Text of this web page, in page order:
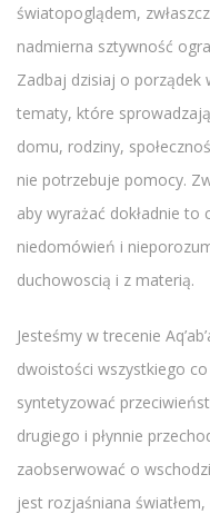
światopoglądem,
nadmierna sztywność
Zadbaj dzisiaj o
tematy, które
domu, rodziny,
nie potrzebuje pomocy.
aby wyrażać dokładnie
niedomówień i
duchowoscią i z materią.
Jesteśmy w trecenie
dwoistości wszystkiego
syntetyzować
drugiego i płynnie
zaobserwować o
jest rozjaśniana